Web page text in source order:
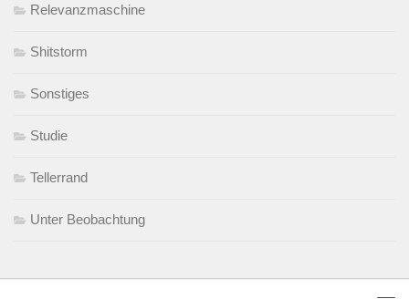
Relevanzmaschine
Shitstorm
Sonstiges
Studie
Tellerrand
Unter Beobachtung